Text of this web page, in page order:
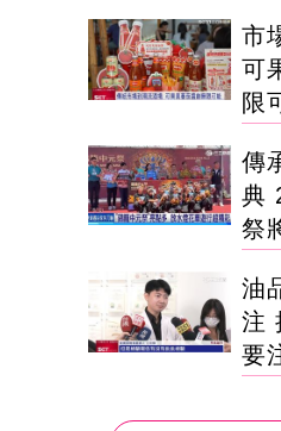
市
可
限
傳
典
祭
油
注
要